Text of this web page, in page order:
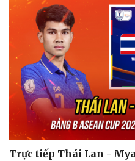
Trực tiếp Thái Lan -